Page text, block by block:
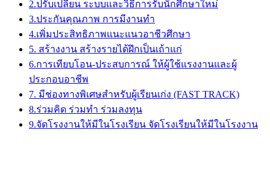
2.ปรับเปลี่ยน ระบบและวิธีการรับนักศึกษาใหม่
3.ประกันคุณภาพ การมีงานทำ
4.เพิ่มประสิทธิภาพแนะแนวอาชีวศึกษา
5. สร้างงาน สร้างรายได้ฝึกเป็นเถ้าแก่
6.การเทียบโอน-ประสบการณ์ ให้ผู้ใช้แรงงานและผู้
ประกอบอาชีพ
7. มีช่องทางพิเศษสำหรับผู้เรียนเก่ง (FAST TRACK)
8.ร่วมคิด ร่วมทำ ร่วมลงทุน
9.จัดโรงงานให้มีในโรงเรียน จัดโรงเรียนให้มีในโรงงาน